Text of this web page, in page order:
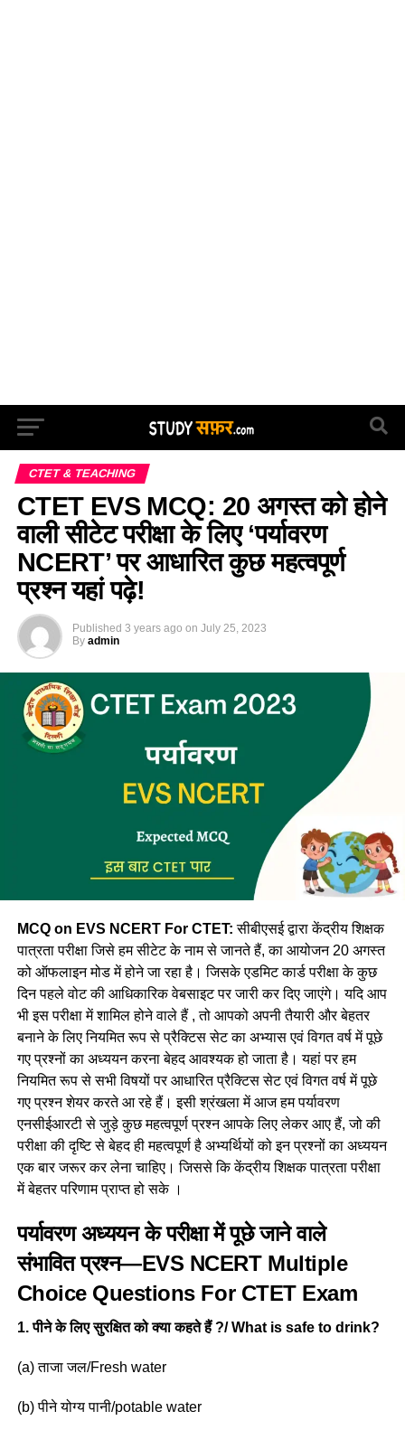
CTET & TEACHING
CTET EVS MCQ: 20 अगस्त को होने
वाली सीटेट परीक्षा के लिए ‘पर्यावरण
NCERT’ पर आधारित कुछ महत्वपूर्ण
प्रश्न यहां पढ़े!
Published 3 years ago on July 25, 2023
By admin
MCQ on EVS NCERT For CTET: सीबीएसई द्वारा केंद्रीय शिक्षक
पात्रता परीक्षा जिसे हम सीटेट के नाम से जानते हैं, का आयोजन 20 अगस्त
को ऑफलाइन मोड में होने जा रहा है। जिसके एडमिट कार्ड परीक्षा के कुछ
दिन पहले वोट की आधिकारिक वेबसाइट पर जारी कर दिए जाएंगे। यदि आप
भी इस परीक्षा में शामिल होने वाले हैं , तो आपको अपनी तैयारी और बेहतर
बनाने के लिए नियमित रूप से प्रैक्टिस सेट का अभ्यास एवं विगत वर्ष में पूछे
गए प्रश्नों का अध्ययन करना बेहद आवश्यक हो जाता है। यहां पर हम
नियमित रूप से सभी विषयों पर आधारित प्रैक्टिस सेट एवं विगत वर्ष में पूछे
गए प्रश्न शेयर करते आ रहे हैं। इसी श्रंखला में आज हम पर्यावरण
एनसीईआरटी से जुड़े कुछ महत्वपूर्ण प्रश्न आपके लिए लेकर आए हैं, जो की
परीक्षा की दृष्टि से बेहद ही महत्वपूर्ण है अभ्यर्थियों को इन प्रश्नों का अध्ययन
एक बार जरूर कर लेना चाहिए। जिससे कि केंद्रीय शिक्षक पात्रता परीक्षा
में बेहतर परिणाम प्राप्त हो सके ।
पर्यावरण अध्ययन के परीक्षा में पूछे जाने वाले
संभावित प्रश्न—EVS NCERT Multiple
Choice Questions For CTET Exam
1. पीने के लिए सुरक्षित को क्या कहते हैं ?/ What is safe to drink?
(a) ताजा जल/Fresh water
(b) पीने योग्य पानी/potable water